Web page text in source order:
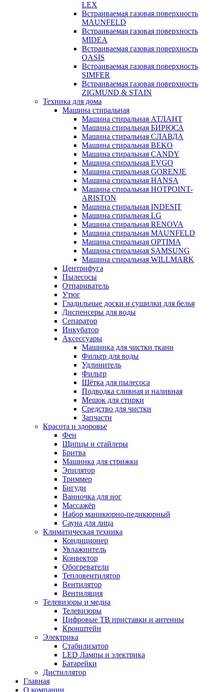
LEX
Встраиваемая газовая поверхность
MAUNFELD
Встраиваемая газовая поверхность
MIDEA
Встраиваемая газовая поверхность
OASIS
Встраиваемая газовая поверхность
SIMFER
Встраиваемая газовая поверхность
ZIGMUND & STAIN
Техника для дома
Машина стиральная
Машина стиральная АТЛАНТ
Машина стиральная БИРЮСА
Машина стиральная СЛАВДА
Машина стиральная BEKO
Машина стиральная CANDY
Машина стиральная EVGO
Машина стиральная GORENJE
Машина стиральная HANSA
Машина стиральная HOTPOINT-
ARISTON
Машина стиральная INDESIT
Машина стиральная LG
Машина стиральная RENOVA
Машина стиральная MAUNFELD
Машина стиральная OPTIMA
Машина стиральная SAMSUNG
Машина стиральная WILLMARK
Центрифуга
Пылесосы
Отпариватель
Утюг
Гладильные доски и сушилки для белья
Диспенсеры для воды
Сепаратор
Инкубатор
Аксессуары
Машинка для чистки ткани
Фильтр для воды
Удлинитель
Фильтр
Шётка для пылесоса
Подводка сливная и наливная
Мешок для стирки
Средство для чистки
Запчасти
Красота и здоровье
Фен
Щипцы и стайлеры
Бритва
Машинка для стрижки
Эпилятор
Триммер
Бигуди
Ванночка для ног
Массажёр
Набор маникюрно-педикюрный
Сауна для лица
Климатическая техника
Кондиционер
Увлажнитель
Конвектор
Обогреватели
Тепловентилятор
Вентилятор
Вентиляция
Телевизоры и медиа
Телевизоры
Цифровые ТВ приставки и антенны
Кронштейн
Электрика
Стабилизатор
LED Лампы и электрика
Батарейки
Дистиллятор
Главная
О компании